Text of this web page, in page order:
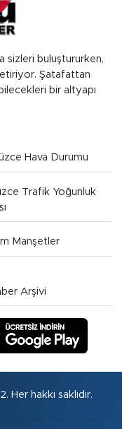
sizleri buluştururken,
Şatafattan
bir altyapı
Hava Durumu
Trafik Yoğunluk
Manşetler
Arşivi
hakkı saklıdır.